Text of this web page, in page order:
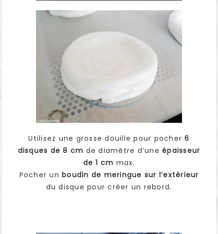
Utilisez une grosse douille pour pocher6
disques de 8 cm de diamètre d’uneépaisseur
de 1 cm max.
Pocher un boudin de meringue sur l’extérieur
du disque pour créer un rebord.